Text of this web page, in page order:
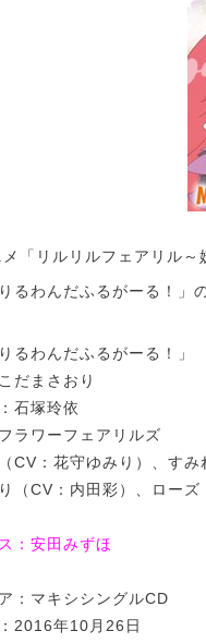
「リルリルフェアリル
りるわんだふるがーる！」
るわんだふるがーる！」
だまさおり
石塚玲依
ラワーフェアリルズ
CV：花守ゆみり）、すみ
（CV：内田彩）、ローズ
：安田みずほ
：マキシシングルCD
2016年10月26日